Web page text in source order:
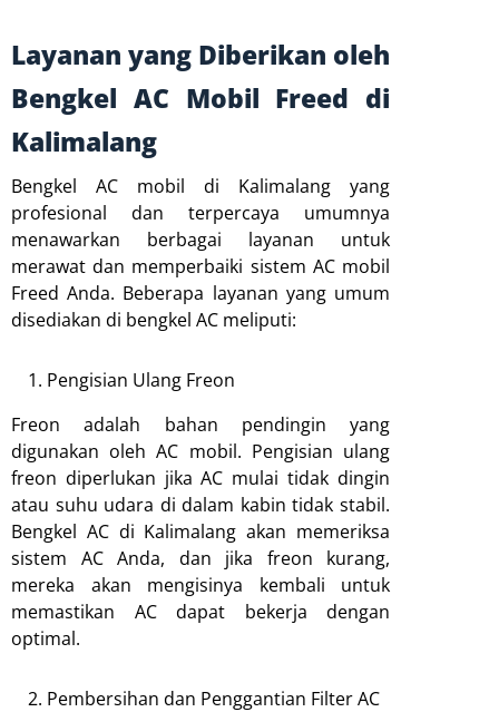
Layanan yang Diberikan oleh
Bengkel AC Mobil Freed di
Kalimalang
Bengkel AC mobil di Kalimalang yang
profesional dan terpercaya umumnya
menawarkan berbagai layanan untuk
merawat dan memperbaiki sistem AC mobil
Freed Anda. Beberapa layanan yang umum
disediakan di bengkel AC meliputi:
Pengisian Ulang Freon
Freon adalah bahan pendingin yang
digunakan oleh AC mobil. Pengisian ulang
freon diperlukan jika AC mulai tidak dingin
atau suhu udara di dalam kabin tidak stabil.
Bengkel AC di Kalimalang akan memeriksa
sistem AC Anda, dan jika freon kurang,
mereka akan mengisinya kembali untuk
memastikan AC dapat bekerja dengan
optimal.
Pembersihan dan Penggantian Filter AC